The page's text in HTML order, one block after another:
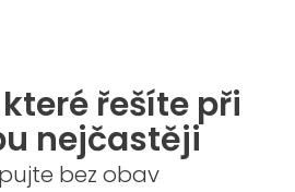
řešíte při
nejčastěji
bez obav